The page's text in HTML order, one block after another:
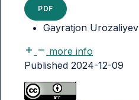
PDF
Gayratjon Urozaliyev
more info
Published 2024-12-09